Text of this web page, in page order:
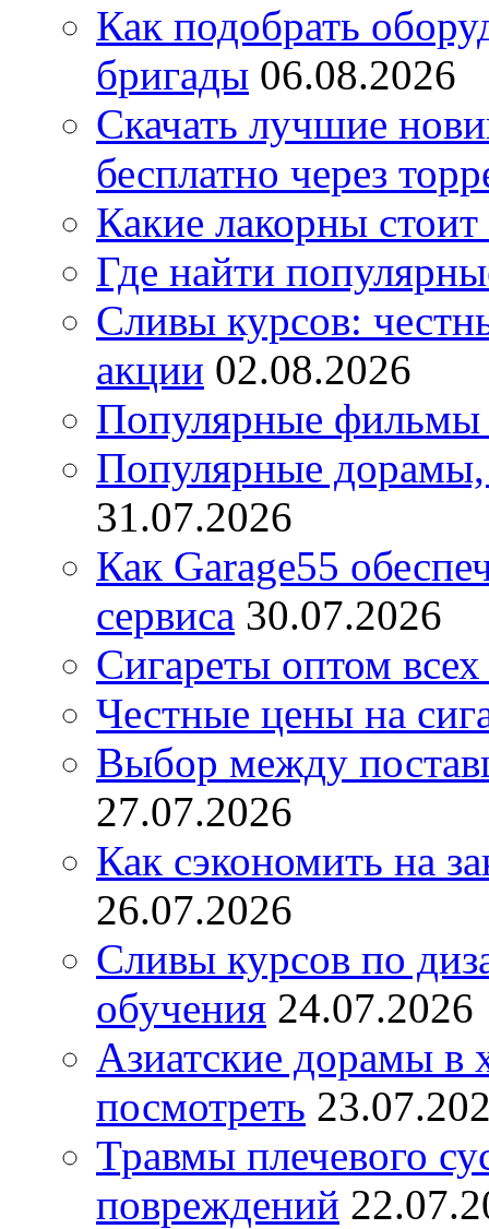
Как подобрать
бригады 06.08.2026
Скачать лучшие
бесплатно через
Какие лакорны стоит
Где найти
Сливы курсов:
акции 02.08.2026
Популярные фильмы
Популярные дорамы,
31.07.2026
Как Garage55
сервиса 30.07.2026
Сигареты оптом
Честные цены на
Выбор между
27.07.2026
Как сэкономить на
26.07.2026
Сливы курсов по
обучения 24.07.2026
Азиатские дорамы в
посмотреть
Травмы плечевого
повреждений